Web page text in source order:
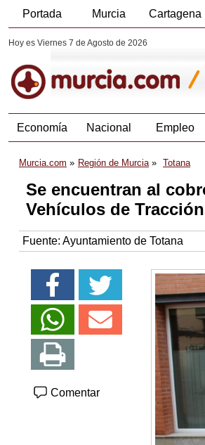
Portada Murcia Cartagena
Hoy es Viernes 7 de Agosto de 2026
Economía Nacional Empleo
Murcia.com Región de Murcia Totana
Se encuentran al
Vehículos de
Fuente: Ayuntamiento de Totana
Comentar